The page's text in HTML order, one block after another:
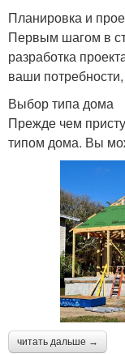
Планировка и
Первым шагом в
разработка
ваши
Выбор типа дома
Прежде чем
типом дома. Вы
читать дальше →